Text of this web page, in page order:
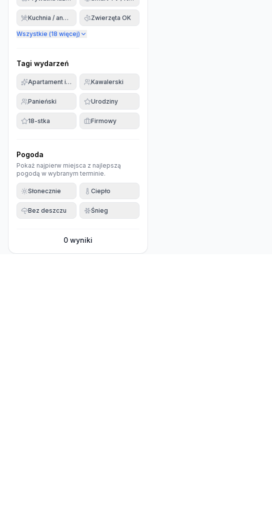
Kuchnia / aneks Zwierzęta OK
Wszystkie (18 więcej)
Tagi wydarzeń
Apartament imprezowyKawalerski
Panieński Urodziny
18-stka Firmowy
Pogoda
Pokaż najpierw miejsca z najlepszą
pogodą w wybranym terminie.
Słonecznie Ciepło
Bez deszczu Śnieg
0 wyniki